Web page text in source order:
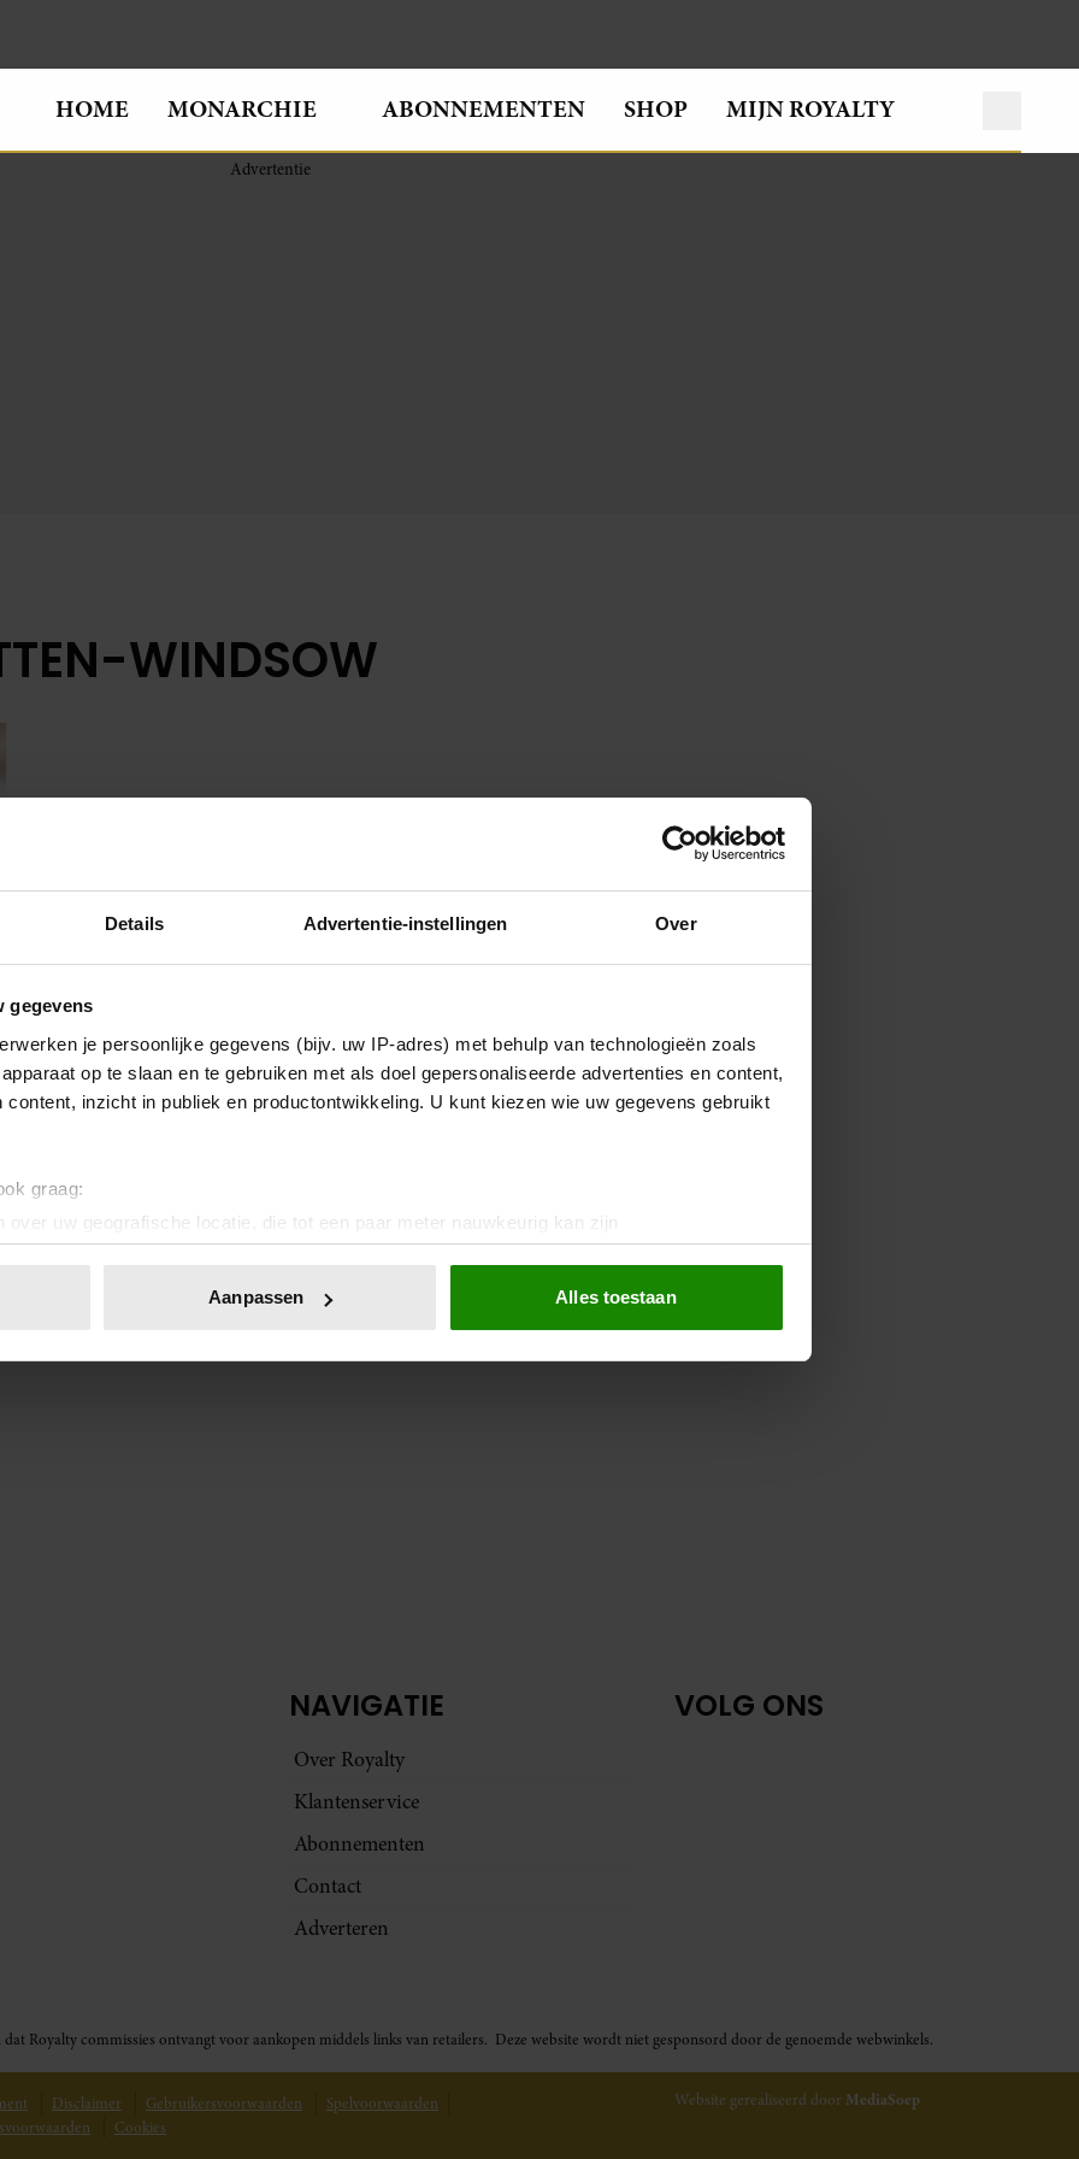
Details Advertentie-instellingen Over
gegevens
je persoonlijke gegevens (bijv. uw IP-adres) met behulp van technologieën zoals
op te slaan en te gebruiken met als doel gepersonaliseerde advertenties en content,
content, inzicht in publiek en productontwikkeling. U kunt kiezen wie uw gegevens gebruikt
graag:
over uw geografische locatie, die tot een paar meter nauwkeurig kan zijn
door het actief te scannen op specifieke eigenschappen (fingerprinting)
of intrekken in de Cookieverklaring.
en advertenties te personaliseren, om functies voor social media te bieden en om ons
Aanpassen Alles toestaan
HOME MONARCHIE ABONNEMENTEN SHOP MIJN ROYALTY
WINDSOW
NAVIGATIE
Over Royalty
Klantenservice
Abonnementen
Contact
Adverteren
VOLG ONS
Royalty commissies ontvangt voor aankopen middels links van retailers. Deze website wordt niet gesponsord door de genoemde webwinkels.
Disclaimer Gebruikersvoorwaarden
Spelvoorwaarden
Cookies
Website gerealiseerd door MediaSoep